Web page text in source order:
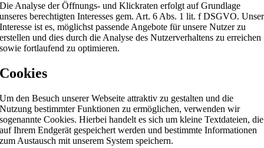
Die Analyse der Öffnungs- und Klickraten erfolgt auf Grundlage
unseres berechtigten Interesses gem. Art. 6 Abs. 1 lit. f DSGVO. Unser
Interesse ist es, möglichst passende Angebote für unsere Nutzer zu
erstellen und dies durch die Analyse des Nutzerverhaltens zu erreichen
sowie fortlaufend zu optimieren.
Cookies
Um den Besuch unserer Webseite attraktiv zu gestalten und die
Nutzung bestimmter Funktionen zu ermöglichen, verwenden wir
sogenannte Cookies. Hierbei handelt es sich um kleine Textdateien, die
auf Ihrem Endgerät gespeichert werden und bestimmte Informationen
zum Austausch mit unserem System speichern.